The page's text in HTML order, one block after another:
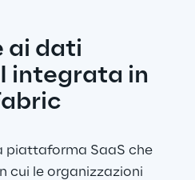
ai dati
integrata in
piattaforma SaaS che
cui le organizzazioni